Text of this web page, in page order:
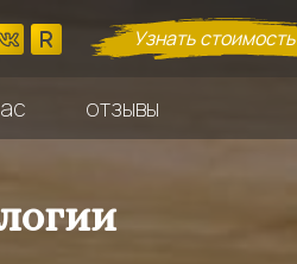
Узнать стоимость
отзывы